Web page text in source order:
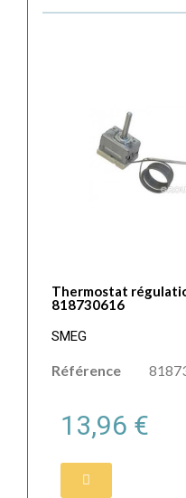
Thermostat
818730616
SMEG
Référence
13,96 €